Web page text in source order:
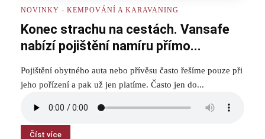
NOVINKY - KEMPOVÁNÍ A KARAVANING
Konec strachu na cestách. Vansafe
nabízí pojištění namíru přímo...
Pojištění obytného auta nebo přívěsu často řešíme pouze při
jeho pořízení a pak už jen platíme. Často jen do...
Číst více